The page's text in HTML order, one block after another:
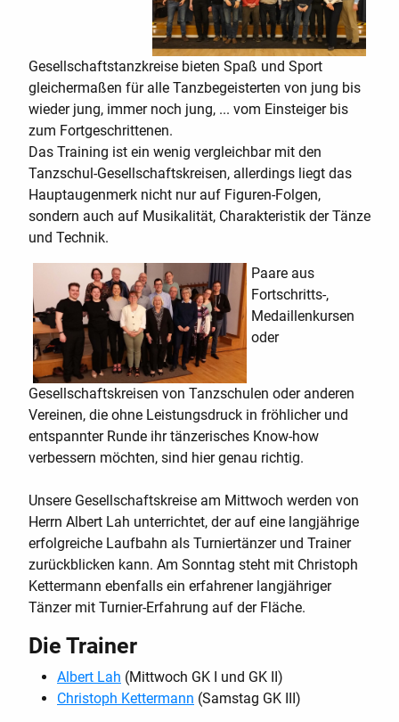
Gesellschaftstanzkreise bieten Spaß und Sport
gleichermaßen für alle Tanzbegeisterten von jung bis
wieder jung, immer noch jung, ... vom Einsteiger bis
zum Fortgeschrittenen.
Das Training ist ein wenig vergleichbar mit den
Tanzschul-Gesellschaftskreisen, allerdings liegt das
Hauptaugenmerk nicht nur auf Figuren-Folgen,
sondern auch auf Musikalität, Charakteristik der Tänze
und Technik.
Paare aus
Fortschritts-,
Medaillenkursen
oder
Gesellschaftskreisen von Tanzschulen oder anderen
Vereinen, die ohne Leistungsdruck in fröhlicher und
entspannter Runde ihr tänzerisches Know-how
verbessern möchten, sind hier genau richtig.
Unsere Gesellschaftskreise am Mittwoch werden von
Herrn Albert Lah unterrichtet, der auf eine langjährige
erfolgreiche Laufbahn als Turniertänzer und Trainer
zurückblicken kann. Am Sonntag steht mit Christoph
Kettermann ebenfalls ein erfahrener langjähriger
Tänzer mit Turnier-Erfahrung auf der Fläche.
Die Trainer
Albert Lah (Mittwoch GK I und GK II)
Christoph Kettermann (Samstag GK III)